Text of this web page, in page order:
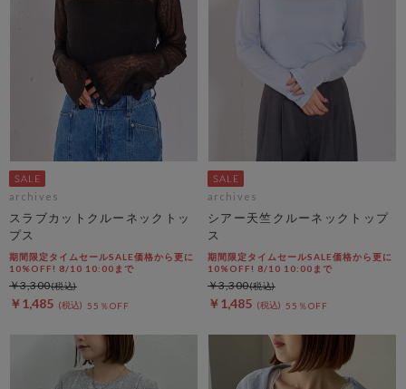
archives
スラブカットクルーネックトッ
プス
期間限定タイムセールSALE価格から更に
10%OFF! 8/10 10:00まで
￥1,485 55％OFF
￥3,300
archives
シアー天竺クルーネックトップ
ス
期間限定タイムセールSALE価格から更に
10%OFF! 8/10 10:00まで
￥1,485 55％OFF
￥3,300